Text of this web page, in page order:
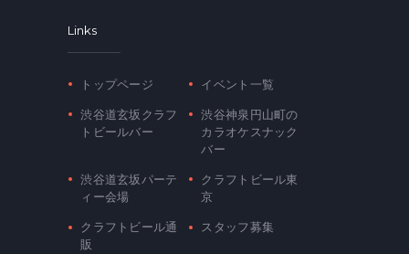
Links
トップページ イベント一覧
渋谷道玄坂クラフ
トビールバー
渋谷神泉円山町の
カラオケスナック
バー
渋谷道玄坂パーテ
ィー会場
クラフトビール東
京
クラフトビール通
販
スタッフ募集